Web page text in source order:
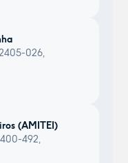
026,
(AMITEI)
492,